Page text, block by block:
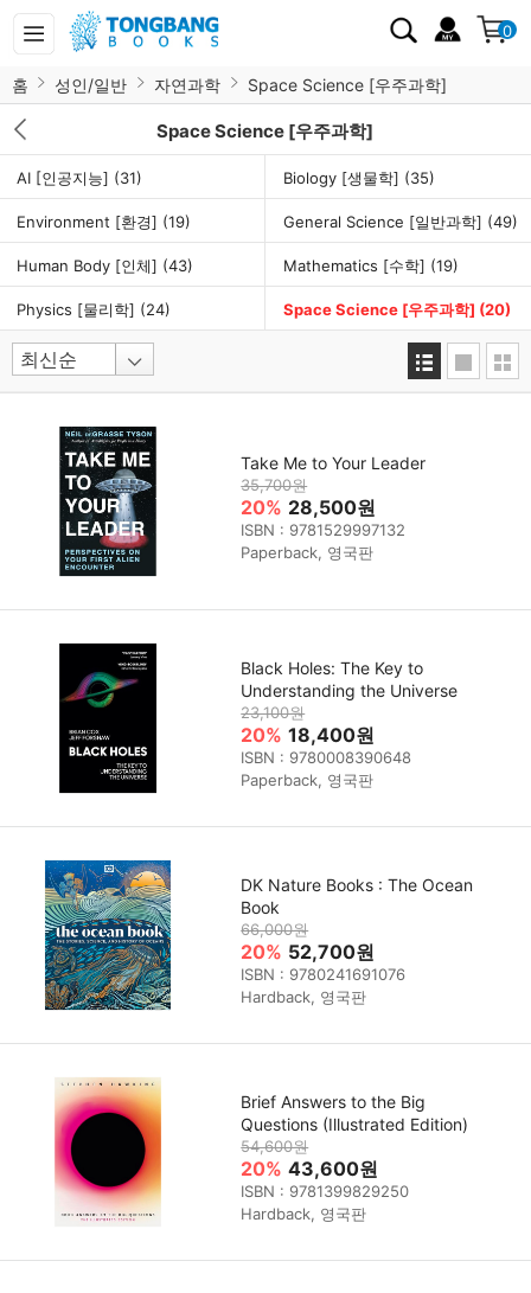
0
홈 성인/일반 자연과학 Space Science [우주과학]
Space Science [우주과학]
AI [인공지능] (31) Biology [생물학] (35)
Environment [환경] (19) General Science [일반과학] (49)
Human Body [인체] (43) Mathematics [수학] (19)
Physics [물리학] (24) Space Science [우주과학] (20)
Take Me to Your Leader
35,700원
20% 28,500원
ISBN : 9781529997132
Paperback, 영국판
Black Holes: The Key to
Understanding the Universe
23,100원
20% 18,400원
ISBN : 9780008390648
Paperback, 영국판
DK Nature Books : The Ocean
Book
66,000원
20% 52,700원
ISBN : 9780241691076
Hardback, 영국판
Brief Answers to the Big
Questions (Illustrated Edition)
54,600원
20% 43,600원
ISBN : 9781399829250
Hardback, 영국판